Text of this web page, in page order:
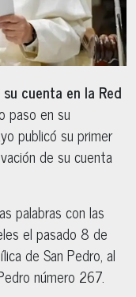
cuenta en la Red
paso en su
publicó su primer
de su cuenta
palabras con las
el pasado 8 de
de San Pedro, al
número 267.